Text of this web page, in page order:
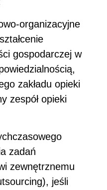
organizacyjne
gospodarczej w
zakładu opieki
zespół opieki
zadań
zewnętrznemu
jeśli